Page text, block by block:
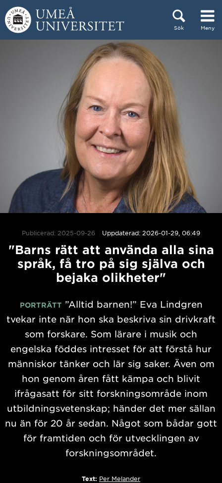
Hoppa direkt till innehållet
Sök Meny
Publicerad: 2025-09-26 Uppdaterad: 2026-01-29, 06:49
"Barns rätt att använda alla sina
språk, få tro på sig själva och
bejaka olikheter"
PORTRÄTT ”Alltid barnen!” Eva Lindgren
tvekar inte när hon ska beskriva sin drivkraft
som forskare. Som lärare i musik och
engelska föddes intresset för att förstå hur
människor tänker och lär sig saker. Även om
hon genom åren fått kämpa och blivit
ifrågasatt för sitt forskningsområde inom
utbildningsvetenskap; händer det mer sällan
nu än för 20 år sedan. Något som bådar gott
för framtiden och för utvecklingen av
forskningsområdet.
Text: Per Melander